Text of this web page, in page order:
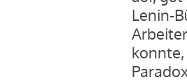
Lenin-
konnte,